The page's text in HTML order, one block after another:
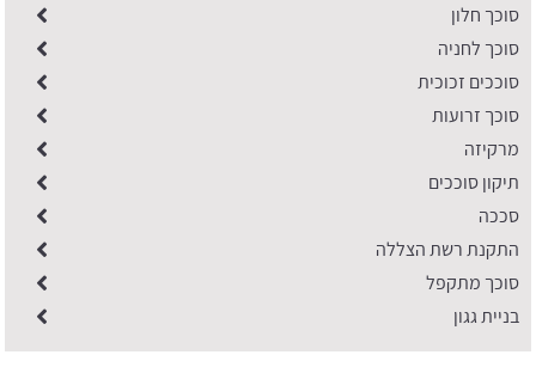
סוכך חלון
סוכך לחניה
סוככים זכוכית
סוכך זרועות
מרקיזה
תיקון סוככים
סככה
התקנת רשת הצללה
סוכך מתקפל
בניית גגון